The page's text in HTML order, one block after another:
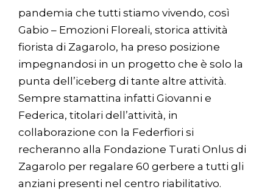
pandemia che tutti stiamo vivendo, così
Gabio – Emozioni Floreali, storica attività
fiorista di Zagarolo, ha preso posizione
impegnandosi in un progetto che è solo la
punta dell’iceberg di tante altre attività.
Sempre stamattina infatti Giovanni e
Federica, titolari dell’attività, in
collaborazione con la Federfiori si
recheranno alla Fondazione Turati Onlus di
Zagarolo per regalare 60 gerbere a tutti gli
anziani presenti nel centro riabilitativo.